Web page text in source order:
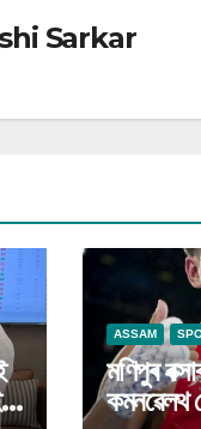
Sarkar
ASSAM
মণিপুৰ
কমনৱেলথ